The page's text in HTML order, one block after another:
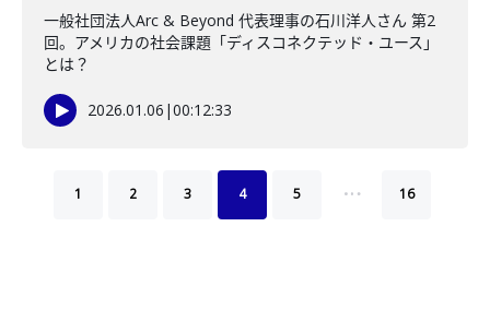
一般社団法人Arc & Beyond 代表理事の石川洋人さん 第2
回。アメリカの社会課題「ディスコネクテッド・ユース」
とは？
2026.01.06 |00:12:33
1 2 3 4 5 … 16